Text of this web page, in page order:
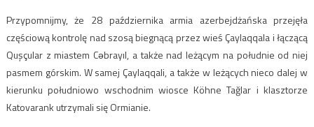
Przypomnijmy, że 28 października armia azerbejdżańska przejęła
częściową kontrolę nad szosą biegnącą przez wieś Çaylaqqala i łączącą
Quşçular z miastem Cəbrayıl, a także nad leżącym na południe od niej
pasmem górskim. W samej Çaylaqqali, a także w leżących nieco dalej w
kierunku południowo wschodnim wiosce Köhne Tağlar i klasztorze
Katovarank utrzymali się Ormianie.